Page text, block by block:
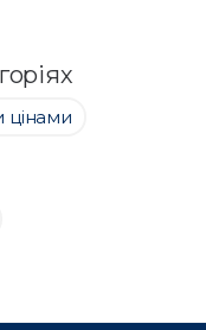
цінами